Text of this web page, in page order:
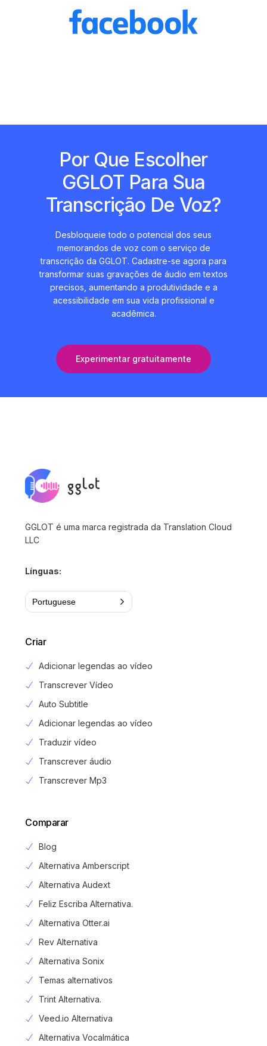
Por Que Escolher
GGLOT Para Sua
Transcrição De Voz?
Desbloqueie todo o potencial dos seus
memorandos de voz com o serviço de
transcrição da GGLOT. Cadastre-se agora para
transformar suas gravações de áudio em textos
precisos, aumentando a produtividade e a
acessibilidade em sua vida profissional e
acadêmica.
Experimentar gratuitamente
GGLOT é uma marca registrada da Translation Cloud
LLC
Línguas:
Portuguese
Criar
Adicionar legendas ao vídeo
Transcrever Vídeo
Auto Subtitle
Adicionar legendas ao vídeo
Traduzir vídeo
Transcrever áudio
Transcrever Mp3
Comparar
Blog
Alternativa Amberscript
Alternativa Audext
Feliz Escriba Alternativa.
Alternativa Otter.ai
Rev Alternativa
Alternativa Sonix
Temas alternativos
Trint Alternativa.
Veed.io Alternativa
Alternativa Vocalmática